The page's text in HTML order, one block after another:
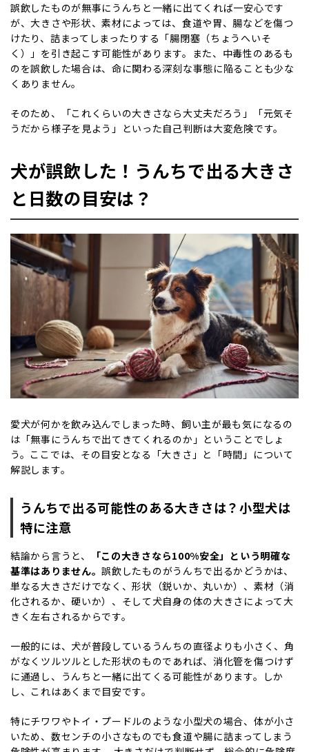
誤飲したものが無事にうんちと一緒に出てくれば一安心です
が、大きさや形状、素材によっては、食道や胃、腸などを傷つ
けたり、詰まってしまったりする「腸閉塞（ちょうへいそ
く）
」を引き起こす可能性があります。また、中毒性のあるも
のを誤飲した場合は、命に関わる深刻な事態に陥ることも少な
くありません。
そのため、「これくらいの大きさなら大丈夫だろう」「元気そ
うだから様子を見よう」といった自己判断は大変危険です。
犬が誤飲した！うんちで出る大きさ
と日数の目安は？
愛犬が何かを飲み込んでしまった時、飼い主が最も気になるの
は「無事にうんちで出てきてくれるのか」ということでしょ
う。ここでは、その目安となる「大きさ」と「時間」について
解説します。
うんちで出る可能性のある大きさは？小型犬は
特に注意
結論から言うと、
「この大きさなら100%安全」という明確な
基準はありません。誤飲したものがうんちで出るかどうかは、
単なる大きさだけでなく、形状（鋭いか、丸いか）、素材（消
化されるか、硬いか）、そして犬自身の体の大きさによって大
きく左右されるからです。
一般的には、犬が普段しているうんちの直径よりも小さく、角
がなくツルツルとした形状のものであれば、消化管を傷つけず
に通過し、うんちと一緒に出てくる可能性があります。しか
し、これはあくまで目安です。
特にチワワやトイ・プードルのような小型犬の場合、体が小さ
いため、数センチの小さなものでも食道や腸に詰まってしまう